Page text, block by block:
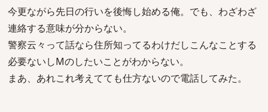
今更ながら先日の行いを後悔し始める俺。でも、わざわざ
連絡する意味が分からない。
警察云々って話なら住所知ってるわけだしこんなことする
必要ないしMのしたいことがわからない。
まあ、あれこれ考えてても仕方ないので電話してみた。